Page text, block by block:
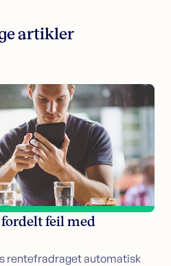
artikler
feil med
rentefradraget automatisk